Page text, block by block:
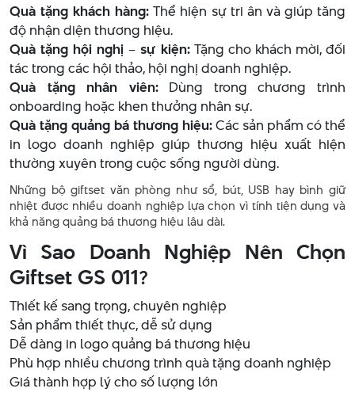
Quà tặng khách hàng: Thể hiện sự tri ân và giúp tăng
độ nhận diện thương hiệu.
Quà tặng hội nghị – sự kiện:Tặng cho khách mời, đối
tác trong các hội thảo, hội nghị doanh nghiệp.
Quà tặng nhân viên:Dùng trong chương trình
onboarding hoặc khen thưởng nhân sự.
Quà tặng quảng bá thương hiệu:Các sản phẩm có thể
in logo doanh nghiệp giúp thương hiệu xuất hiện
thường xuyên trong cuộc sống người dùng.
Những bộ giftset văn phòng như sổ, bút, USB hay bình giữ
nhiệt được nhiều doanh nghiệp lựa chọn vì tính tiện dụng và
khả năng quảng bá thương hiệu lâu dài.
Vì Sao Doanh Nghiệp Nên Chọn
Giftset GS 011?
Thiết kế sang trọng, chuyên nghiệp
Sản phẩm thiết thực, dễ sử dụng
Dễ dàng in logo quảng bá thương hiệu
Phù hợp nhiều chương trình quà tặng doanh nghiệp
Giá thành hợp lý cho số lượng lớn